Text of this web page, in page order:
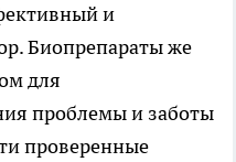
и
Биопрепараты же
для
проблемы и заботы
проверенные